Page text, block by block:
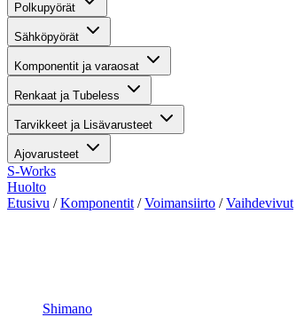
Polkupyörät
Sähköpyörät
Komponentit ja varaosat
Renkaat ja Tubeless
Tarvikkeet ja Lisävarusteet
Ajovarusteet
S-Works
Huolto
Etusivu /Komponentit /Voimansiirto /Vaihdevivut
Shimano